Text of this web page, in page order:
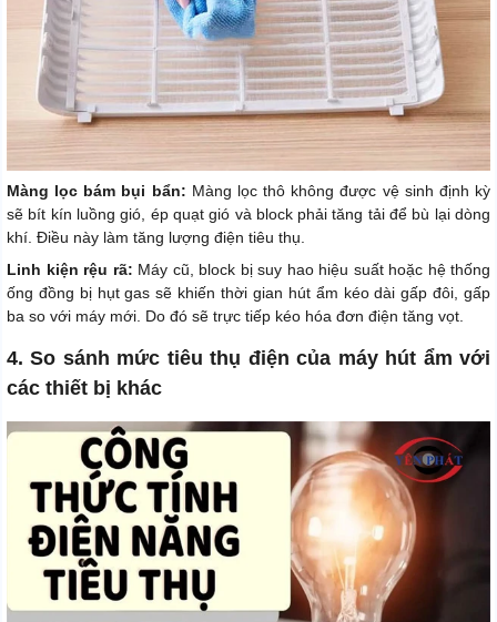
Màng lọc bám bụi bẩn: Màng lọc thô không được vệ sinh định kỳ
sẽ bít kín luồng gió, ép quạt gió và block phải tăng tải để bù lại dòng
khí. Điều này làm tăng lượng điện tiêu thụ.
Linh kiện rệu rã: Máy cũ, block bị suy hao hiệu suất hoặc hệ thống
ống đồng bị hụt gas sẽ khiến thời gian hút ẩm kéo dài gấp đôi, gấp
ba so với máy mới. Do đó sẽ trực tiếp kéo hóa đơn điện tăng vọt.
4. So sánh mức tiêu thụ điện của máy hút ẩm với
các thiết bị khác